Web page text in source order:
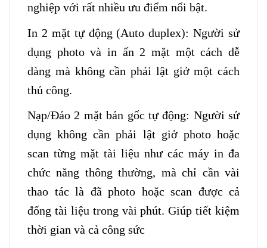
nghiệp với rất nhiều ưu điểm nổi bật.
In 2 mặt tự động (Auto duplex): Người sử
dụng photo và in ấn 2 mặt một cách dễ
dàng mà không cần phải lật giở một cách
thủ công.
Nạp/Đảo 2 mặt bản gốc tự động: Người sử
dụng không cần phải lật giở photo hoặc
scan từng mặt tài liệu như các máy in đa
chức năng thông thường, mà chỉ cần vài
thao tác là đã photo hoặc scan được cả
đống tài liệu trong vài phút. Giúp tiết kiệm
thời gian và cả công sức